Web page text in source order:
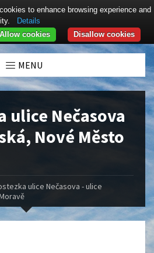
consent
MENU
ulice Nečasova
Nové Město
ulice Nečasova - ulice
to enhance browsing experience and
Details
Disallow cookies
Allow cookies